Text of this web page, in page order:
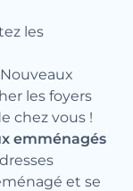
les
les foyers
chez vous !
emménagés
et se